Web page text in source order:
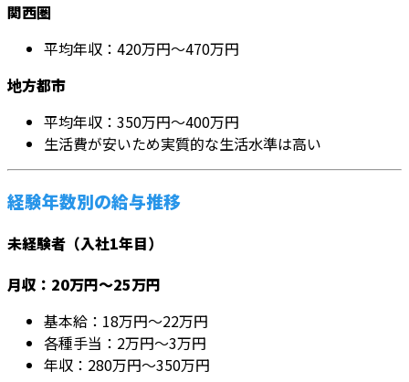
関西圏
平均年収：420万円～470万円
地方都市
平均年収：350万円～400万円
生活費が安いため実質的な生活水準は高い
経験年数別の給与推移
未経験者（入社1年目）
月収：20万円～25万円
基本給：18万円～22万円
各種手当：2万円～3万円
年収：280万円～350万円